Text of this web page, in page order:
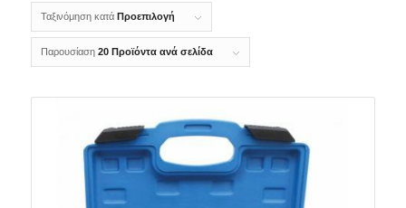
Ταξινόμηση κατά Προεπιλογή
Παρουσίαση 20 Προϊόντα ανά σελίδα